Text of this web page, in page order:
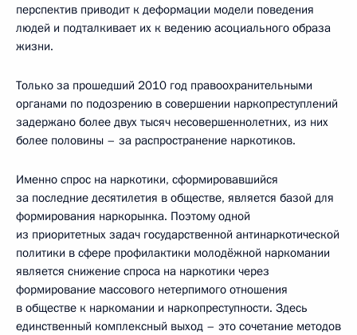
перспектив приводит к деформации модели поведения
людей и подталкивает их к ведению асоциального образа
жизни.
Только за прошедший 2010 год правоохранительными
органами по подозрению в совершении наркопреступлений
задержано более двух тысяч несовершеннолетних, из них
более половины – за распространение наркотиков.
Именно спрос на наркотики, сформировавшийся
за последние десятилетия в обществе, является базой для
формирования наркорынка. Поэтому одной
из приоритетных задач государственной антинаркотической
политики в сфере профилактики молодёжной наркомании
является снижение спроса на наркотики через
формирование массового нетерпимого отношения
в обществе к наркомании и наркопреступности. Здесь
единственный комплексный выход – это сочетание методов